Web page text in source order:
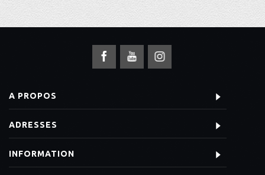
A PROPOS
ADRESSES
INFORMATION